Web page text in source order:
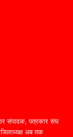
संपादक, पत्रकार संघ
अब तक